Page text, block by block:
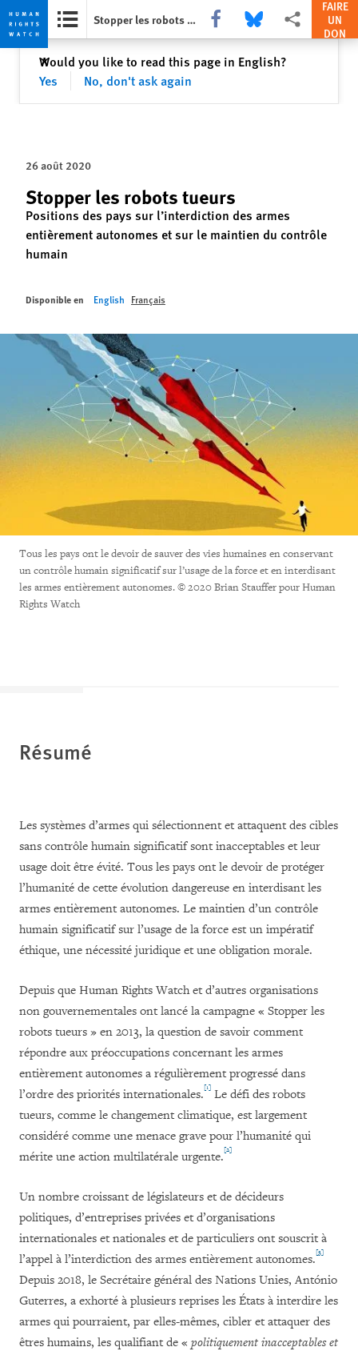
Skip
privacy
Skip
content
Stopper les robots tueurs Share this via Facebook
Share this via Bluesky
Share this via
FAIRE
UN
DON
Would you like to read this page in English?
Yes
No, don't ask again
✕Fermer
26 août 2020
Stopper les robots tueurs
Positions des pays sur l’interdiction des armes
entièrement autonomes et sur le maintien du contrôle
humain
Disponible en English Français
Tous les pays ont le devoir de sauver des vies humaines en conservant
un contrôle humain significatif sur l’usage de la force et en interdisant
les armes entièrement autonomes. © 2020 Brian Stauffer pour Human
Rights Watch
Résumé
Les systèmes d’armes qui sélectionnent et attaquent des cibles
sans contrôle humain significatif sont inacceptables et leur
usage doit être évité. Tous les pays ont le devoir de protéger
l’humanité de cette évolution dangereuse en interdisant les
armes entièrement autonomes. Le maintien d’un contrôle
humain significatif sur l’usage de la force est un impératif
éthique, une nécessité juridique et une obligation morale.
Depuis que Human Rights Watch et d’autres organisations
non gouvernementales ont lancé la campagne « Stopper les
robots tueurs » en 2013, la question de savoir comment
répondre aux préoccupations concernant les armes
entièrement autonomes a régulièrement progressé dans
l’ordre des priorités internationales.[1] Le défi des robots
tueurs, comme le changement climatique, est largement
considéré comme une menace grave pour l’humanité qui
mérite une action multilatérale urgente.[2]
Un nombre croissant de législateurs et de décideurs
politiques, d’entreprises privées et d’organisations
internationales et nationales et de particuliers ont souscrit à
l’appel à l’interdiction des armes entièrement autonomes.[3]
Depuis 2018, le Secrétaire général des Nations Unies, António
Guterres, a exhorté à plusieurs reprises les États à interdire les
armes qui pourraient, par elles-mêmes, cibler et attaquer des
êtres humains, les qualifiant de « politiquement inacceptables et